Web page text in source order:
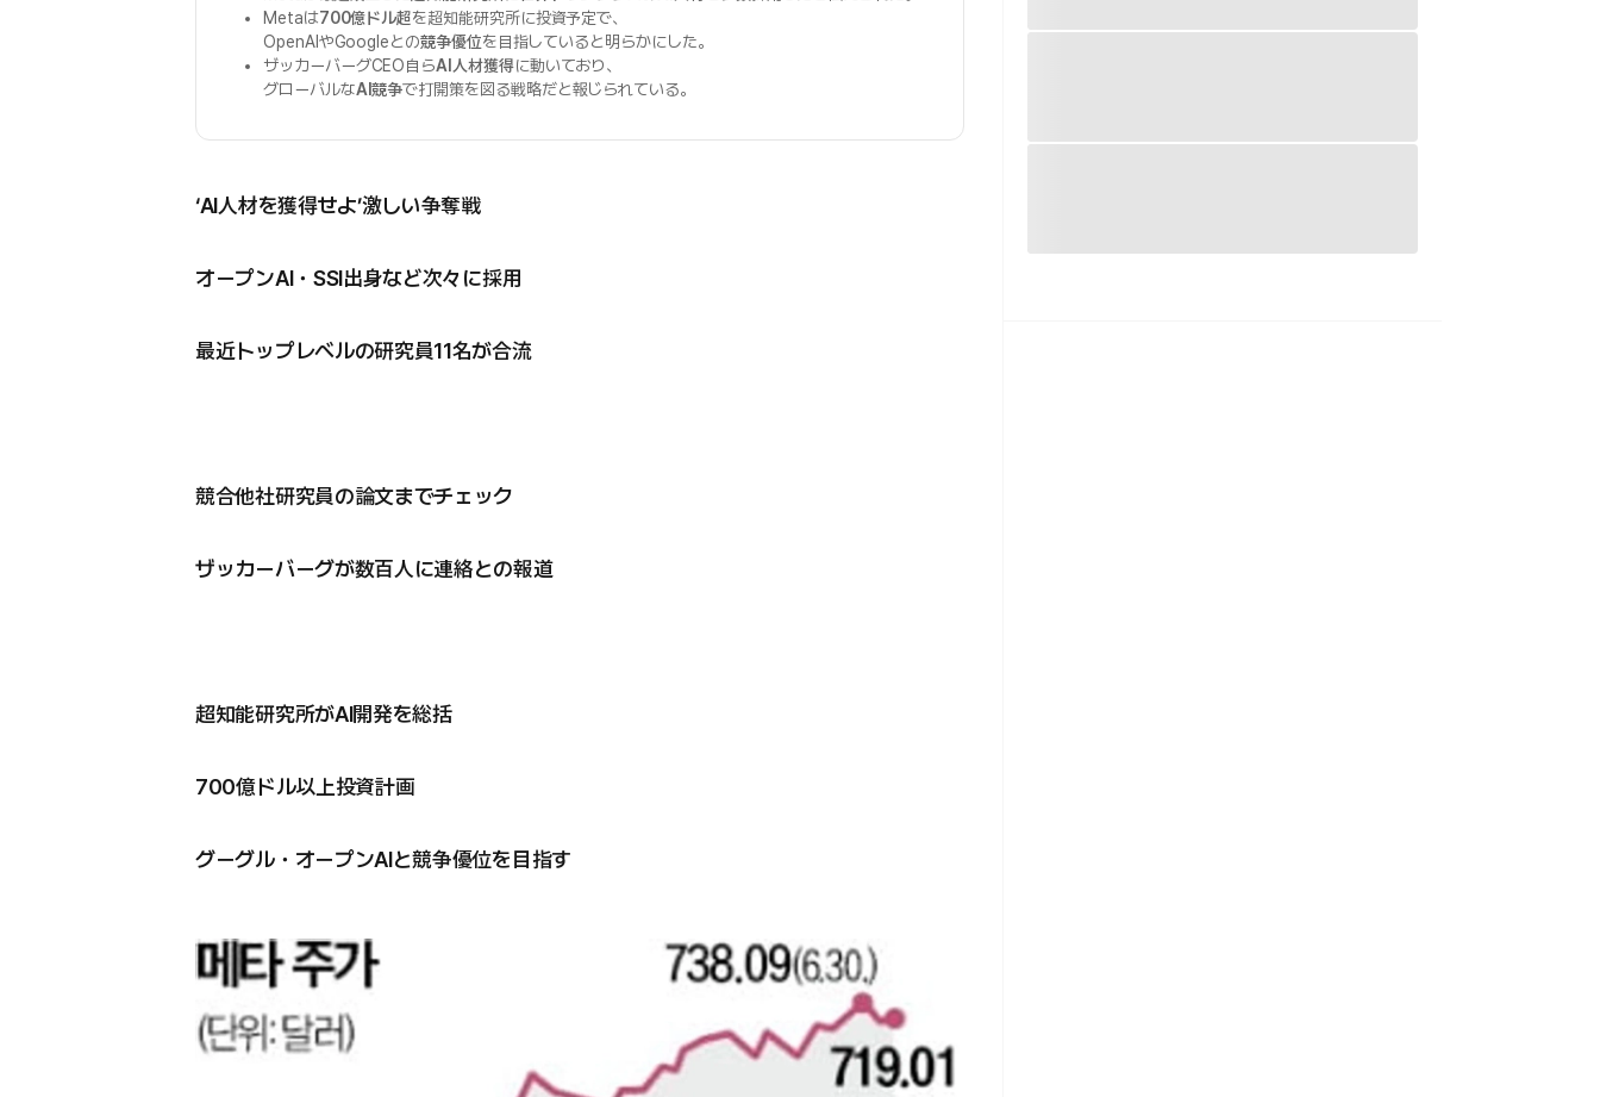
Metaは700億ドル超を超知能研究所に投資予定で、
OpenAIやGoogleとの競争優位を目指していると明らかにした。
ザッカーバーグCEO自らAI人材獲得に動いており、
グローバルなAI競争で打開策を図る戦略だと報じられている。
‘AI人材を獲得せよ’激しい争奪戦
オープンAI・SSI出身など次々に採用
最近トップレベルの研究員11名が合流
競合他社研究員の論文までチェック
ザッカーバーグが数百人に連絡との報道
超知能研究所がAI開発を総括
700億ドル以上投資計画
グーグル・オープンAIと競争優位を目指す